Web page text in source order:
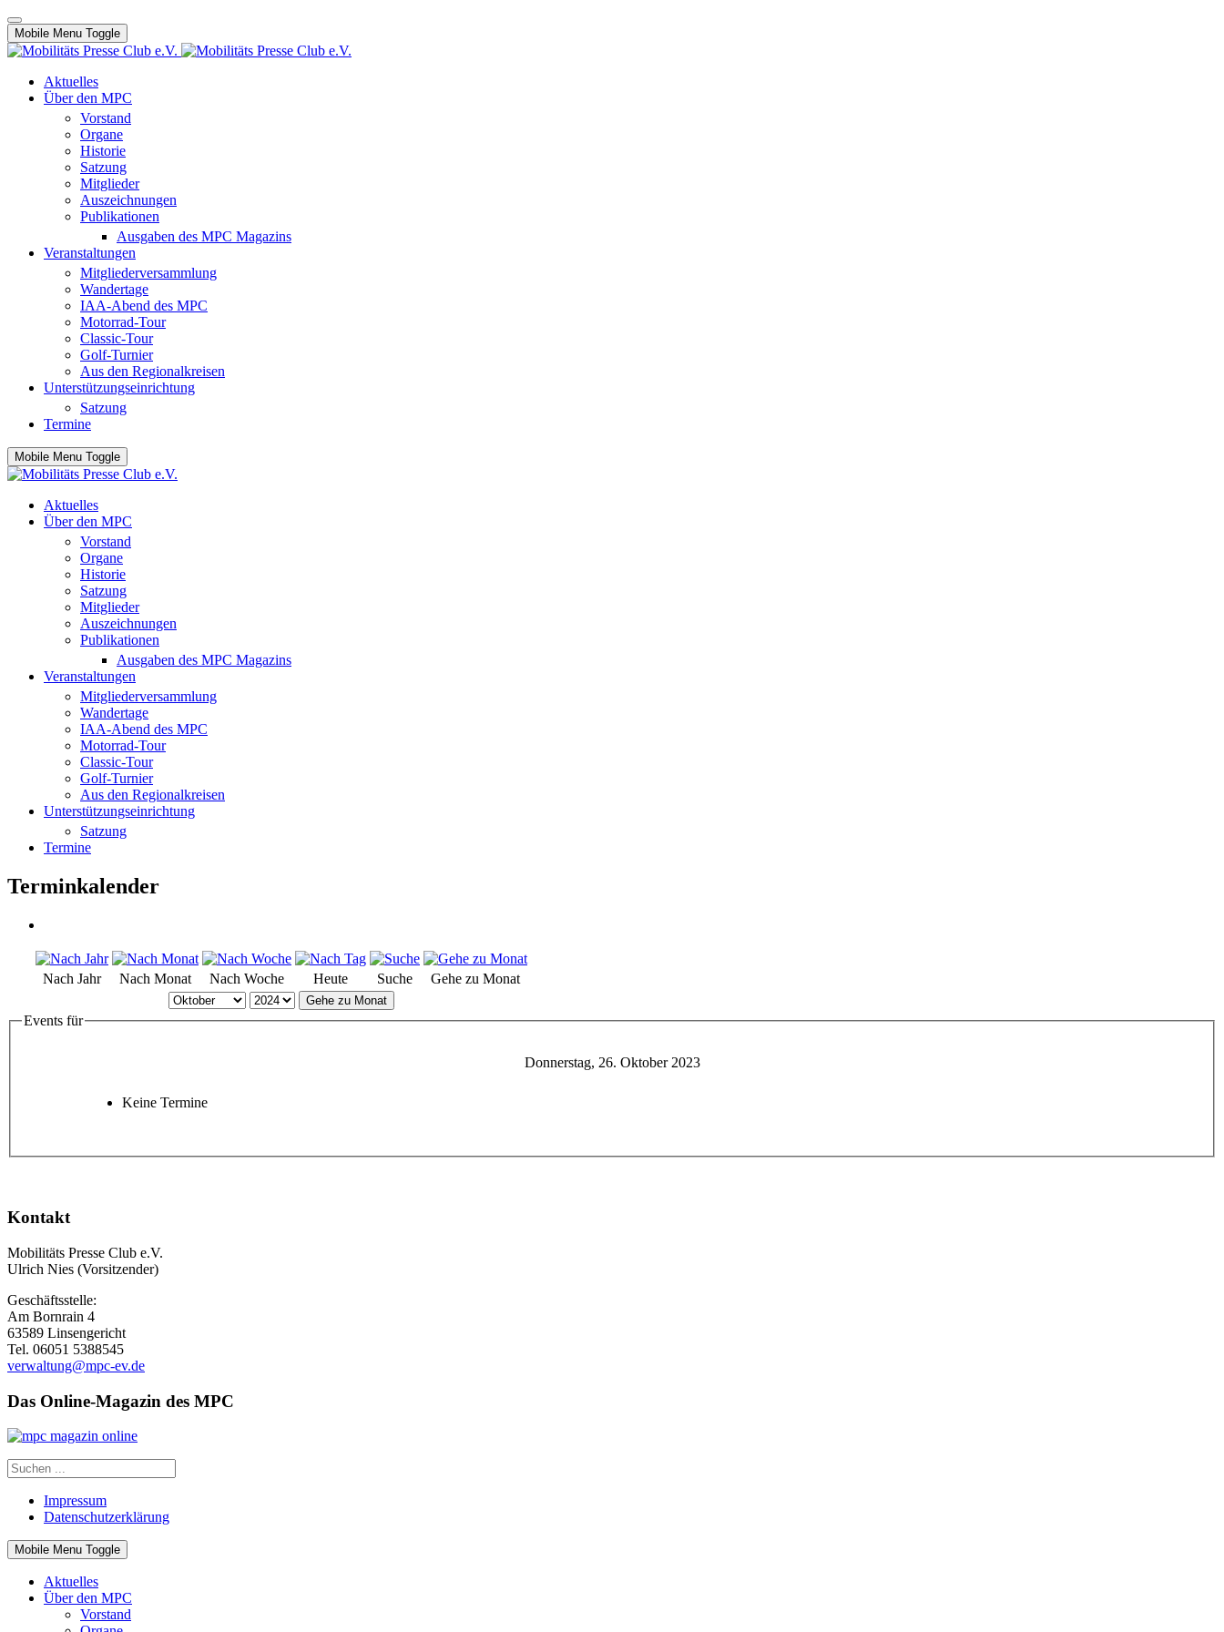
Mobile Menu Toggle
Aktuelles
Über den MPC
Vorstand
Organe
Historie
Satzung
Mitglieder
Auszeichnungen
Publikationen
Ausgaben des MPC Magazins
Veranstaltungen
Mitgliederversammlung
Wandertage
IAA-Abend des MPC
Motorrad-Tour
Classic-Tour
Golf-Turnier
Aus den Regionalkreisen
Unterstützungseinrichtung
Satzung
Termine
Mobile Menu Toggle
Aktuelles
Über den MPC
Vorstand
Organe
Historie
Satzung
Mitglieder
Auszeichnungen
Publikationen
Ausgaben des MPC Magazins
Veranstaltungen
Mitgliederversammlung
Wandertage
IAA-Abend des MPC
Motorrad-Tour
Classic-Tour
Golf-Turnier
Aus den Regionalkreisen
Unterstützungseinrichtung
Satzung
Termine
Terminkalender
Nach Jahr Nach Monat Nach Woche Heute Suche Gehe zu Monat
Gehe zu Monat
Events für
Donnerstag, 26. Oktober 2023
Keine Termine
Kontakt
Mobilitäts Presse Club e.V.
Ulrich Nies (Vorsitzender)
Geschäftsstelle:
Am Bornrain 4
63589 Linsengericht
Tel. 06051 5388545
verwaltung@mpc-ev.de
Das Online-Magazin des MPC
Impressum
Datenschutzerklärung
Mobile Menu Toggle
Aktuelles
Über den MPC
Vorstand